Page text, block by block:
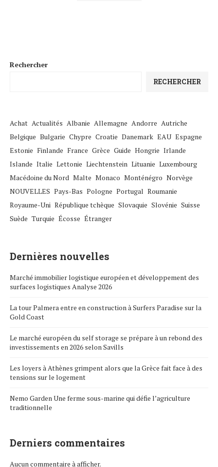
Rechercher
RECHERCHER
Achat Actualités Albanie Allemagne Andorre Autriche
Belgique Bulgarie Chypre Croatie Danemark EAU Espagne
Estonie Finlande France Grèce Guide Hongrie Irlande
Islande Italie Lettonie Liechtenstein Lituanie Luxembourg
Macédoine du Nord Malte Monaco Monténégro Norvège
NOUVELLES Pays-Bas Pologne Portugal Roumanie
Royaume-Uni République tchèque Slovaquie Slovénie Suisse
Suède Turquie Écosse Étranger
Dernières nouvelles
Marché immobilier logistique européen et développement des
surfaces logistiques Analyse 2026
La tour Palmera entre en construction à Surfers Paradise sur la
Gold Coast
Le marché européen du self storage se prépare à un rebond des
investissements en 2026 selon Savills
Les loyers à Athènes grimpent alors que la Grèce fait face à des
tensions sur le logement
Nemo Garden Une ferme sous-marine qui défie l’agriculture
traditionnelle
Derniers commentaires
Aucun commentaire à afficher.